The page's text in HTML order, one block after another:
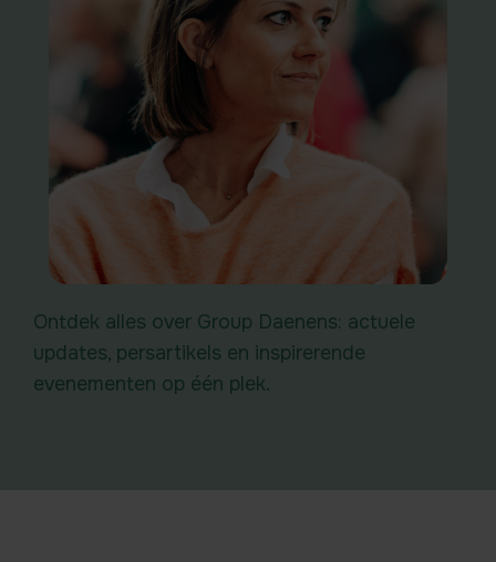
Ontdek alles over Group Daenens: actuele
updates, persartikels en inspirerende
evenementen op één plek.